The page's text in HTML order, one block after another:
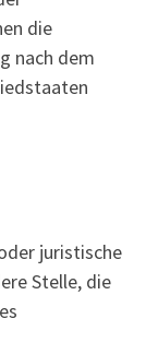
die
nach dem
juristische
Stelle, die